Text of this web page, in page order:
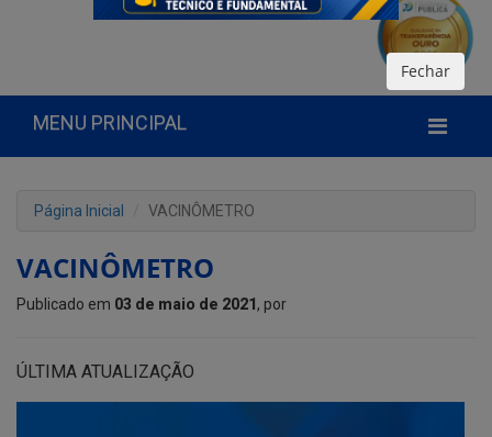
MENU PRINCIPAL
Página Inicial VACINÔMETRO
VACINÔMETRO
Publicado em 03 de maio de 2021 , por
ÚLTIMA ATUALIZAÇÃO
Fechar